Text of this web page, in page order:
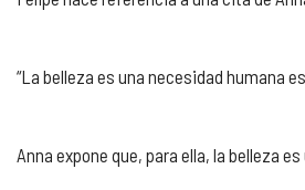
“La belleza es una necesidad humana
Anna expone que, para ella, la belleza